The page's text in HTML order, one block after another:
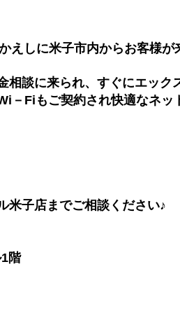
えしに米子市内からお客様が
談に来られ、すぐにエック
－Fiもご契約され快適なネ
米子店までご相談ください♪
階